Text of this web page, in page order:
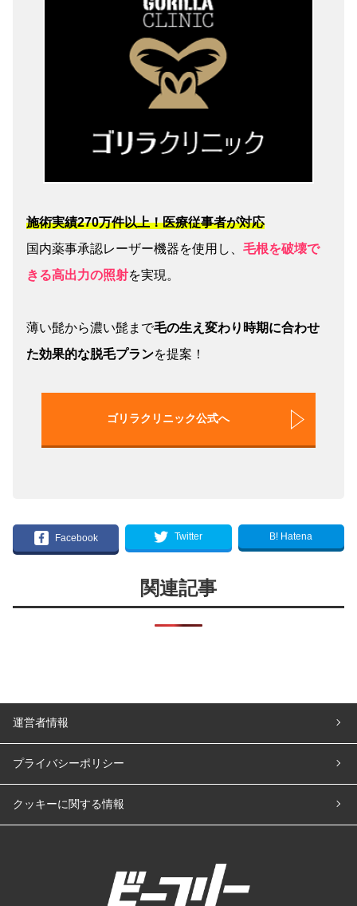
施術実績270万件以上！医療従事者が対応
国内薬事承認レーザー機器を使用し、 毛根を破壊で
きる高出力の照射を実現。
薄い髭から濃い髭まで毛の生え変わり時期に合わせ
た効果的な脱毛プランを提案！
ゴリラクリニック公式へ
Facebook Twitter B! Hatena
関連記事
運営者情報
プライバシーポリシー
クッキーに関する情報